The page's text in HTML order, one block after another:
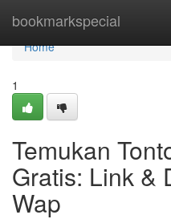
bookmarkspecial
Home
Home
1
Temukan
Gratis: Link &
Wap